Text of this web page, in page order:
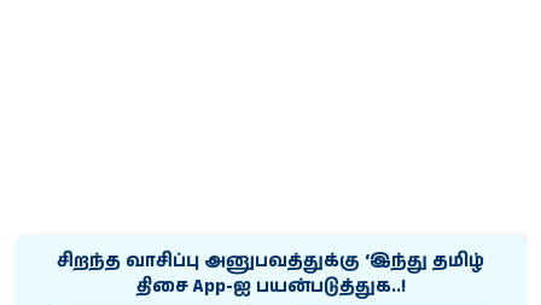
சிறந்த வாசிப்பு அனுபவத்துக்கு ‘இந்து தமிழ்
திசை App-ஐ பயன்படுத்துக..!